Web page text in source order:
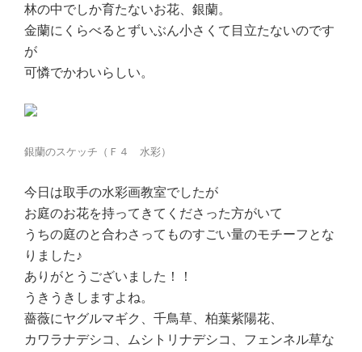
林の中でしか育たないお花、銀蘭。
金蘭にくらべるとずいぶん小さくて目立たないのです
が
可憐でかわいらしい。
銀蘭のスケッチ（Ｆ４ 水彩）
今日は取手の水彩画教室でしたが
お庭のお花を持ってきてくださった方がいて
うちの庭のと合わさってものすごい量のモチーフとな
りました♪
ありがとうございました！！
うきうきしますよね。
薔薇にヤグルマギク、千鳥草、柏葉紫陽花、
カワラナデシコ、ムシトリナデシコ、フェンネル草な